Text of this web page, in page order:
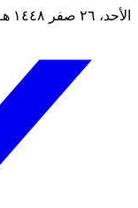
الأحد، ٢٦ صفر ١٤٤٨ هـ